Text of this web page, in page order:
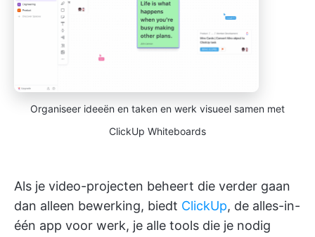
Organiseer ideeën en taken en werk visueel samen met
ClickUp Whiteboards
Als je video-projecten beheert die verder gaan
dan alleen bewerking, biedt ClickUp, de alles-in-
één app voor werk, je alle tools die je nodig